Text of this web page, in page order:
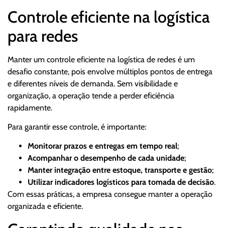
Controle eficiente na logística
para redes
Manter um controle eficiente na logística de redes é um
desafio constante, pois envolve múltiplos pontos de entrega
e diferentes níveis de demanda. Sem visibilidade e
organização, a operação tende a perder eficiência
rapidamente.
Para garantir esse controle, é importante:
Monitorar prazos e entregas em tempo real;
Acompanhar o desempenho de cada unidade;
Manter integração entre estoque, transporte e gestão;
Utilizar indicadores logísticos para tomada de decisão.
Com essas práticas, a empresa consegue manter a operação
organizada e eficiente.